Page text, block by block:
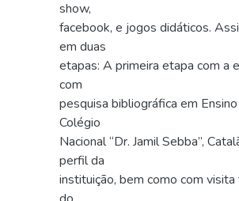
show,
facebook, e jogos didáticos.
em duas
etapas: A primeira etapa com a
com
pesquisa bibliográfica em
Colégio
Nacional “Dr. Jamil Sebba”,
perfil da
instituição, bem como com visita